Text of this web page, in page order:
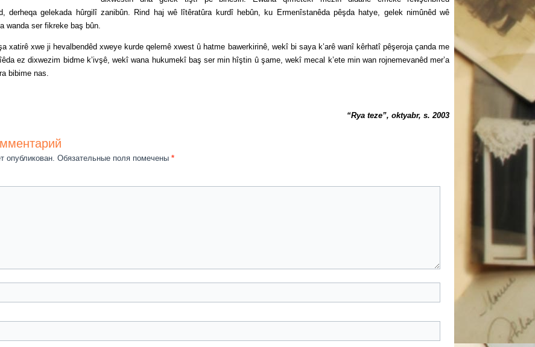
derheqa gelekada hûrgilî zanibûn. Rind haj wê lîtêratûra kurdî hebûn, ku Ermenîstanêda pêşda hatye, gelek nimûnêd wê
wanda ser fikreke baş bûn.
xwe ji hevalbendêd xweye kurde qelemê xwest û hatme bawerkirinê, wekî bi saya k’arê wanî kêrhatî pêşeroja çanda me
ez dixwezim bidme k’ivşê, wekî wana hukumekî baş ser min hîştin û şame, wekî mecal k’ete min wan rojnemevanêd mer’a
bibime nas.
“Rya teze”, oktyabr, s. 2003
опубликован. Обязательные поля помечены*